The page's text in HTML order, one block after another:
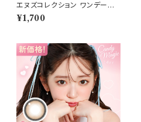
エヌズコレクション ワンデー
【ずんだ餅】 1箱10枚 14.2mm
度なし 度あり 渡辺直美 カラコ
¥1,700